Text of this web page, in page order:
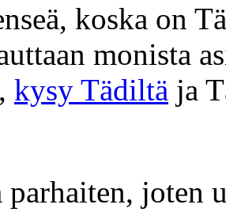
koska on
monista
kysy Tädiltä ja
parhaiten, joten